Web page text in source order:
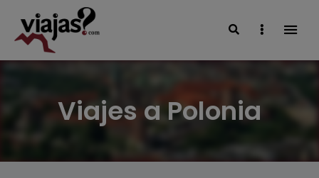
VIAJAS BLOG
SearchSidebar
Viajes a Polonia